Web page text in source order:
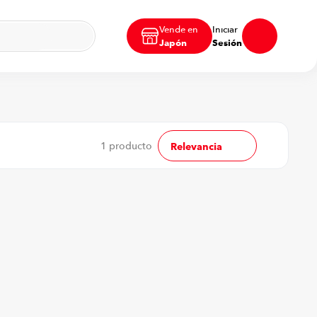
Vende en
Japón
Iniciar
Sesión
1 producto Relevancia